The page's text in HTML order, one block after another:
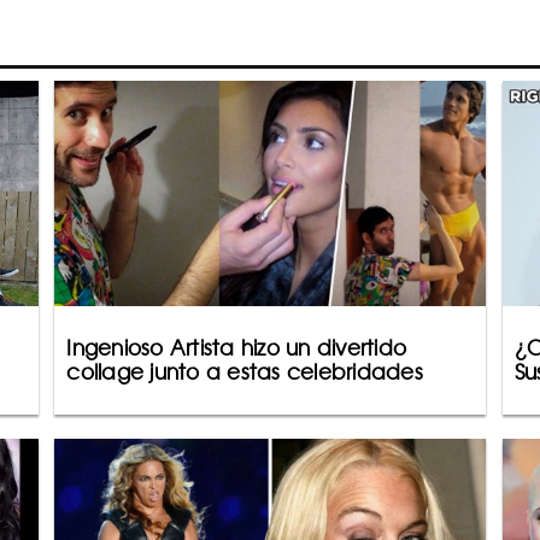
Ingenioso Artista hizo un divertido
collage junto a estas celebridades